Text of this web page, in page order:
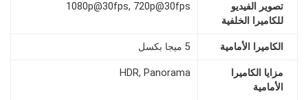
تصوير الفيديو
للكاميرا الخلفية
1080p@30fps, 720p@30fps
الكاميرا الأمامية 5 ميجا بكسل
مزايا الكاميرا
الأمامية
HDR, Panorama